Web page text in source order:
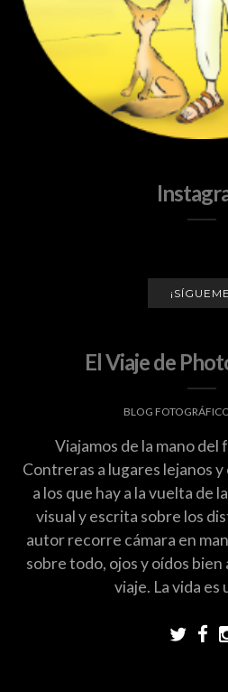
El Viaje de
BLOG
Viajamos de la mano
Contreras a lugares lejanos
a los que hay a la vuelta de
visual y escrita sobre los
autor recorre cámara en
sobre todo, ojos y oídos bien
viaje. La vida es